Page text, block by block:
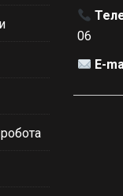
06
E-